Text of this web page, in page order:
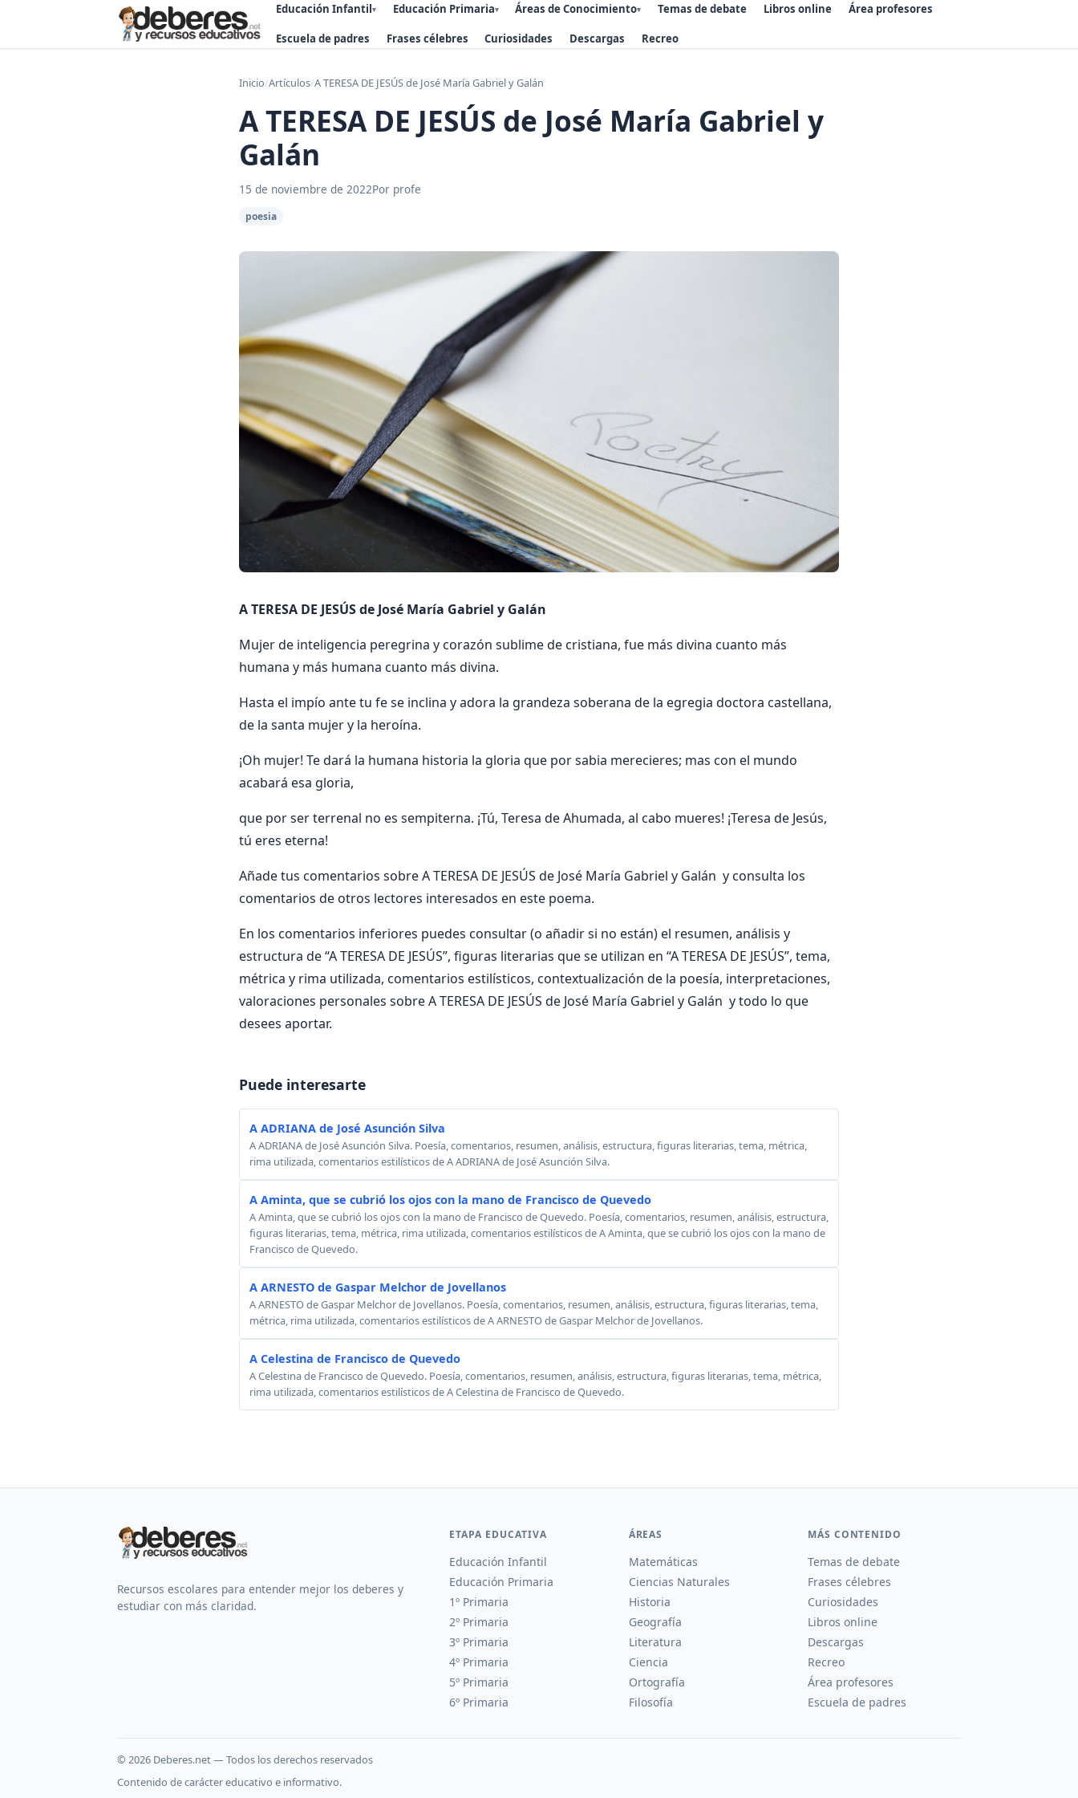
Educación Infantil▾ Educación Primaria▾ Áreas de Conocimiento▾ Temas de debate Libros online Área profesores
Escuela de padres Frases célebres Curiosidades Descargas Recreo
Inicio/Artículos/A TERESA DE JESÚS de José María Gabriel y Galán
A TERESA DE JESÚS de José María Gabriel y
Galán
15 de noviembre de 2022Por profe
poesia
A TERESA DE JESÚS de José María Gabriel y Galán
Mujer de inteligencia peregrina y corazón sublime de cristiana, fue más divina cuanto más
humana y más humana cuanto más divina.
Hasta el impío ante tu fe se inclina y adora la grandeza soberana de la egregia doctora castellana,
de la santa mujer y la heroína.
¡Oh mujer! Te dará la humana historia la gloria que por sabia merecieres; mas con el mundo
acabará esa gloria,
que por ser terrenal no es sempiterna. ¡Tú, Teresa de Ahumada, al cabo mueres! ¡Teresa de Jesús,
tú eres eterna!
Añade tus comentarios sobre A TERESA DE JESÚS de José María Gabriel y Galán y consulta los
comentarios de otros lectores interesados en este poema.
En los comentarios inferiores puedes consultar (o añadir si no están) el resumen, análisis y
estructura de “A TERESA DE JESÚS”, figuras literarias que se utilizan en “A TERESA DE JESÚS”, tema,
métrica y rima utilizada, comentarios estilísticos, contextualización de la poesía, interpretaciones,
valoraciones personales sobre A TERESA DE JESÚS de José María Gabriel y Galán y todo lo que
desees aportar.
Puede interesarte
A ADRIANA de José Asunción Silva
A ADRIANA de José Asunción Silva. Poesía, comentarios, resumen, análisis, estructura, figuras literarias, tema, métrica,
rima utilizada, comentarios estilísticos de A ADRIANA de José Asunción Silva.
A Aminta, que se cubrió los ojos con la mano de Francisco de Quevedo
A Aminta, que se cubrió los ojos con la mano de Francisco de Quevedo. Poesía, comentarios, resumen, análisis, estructura,
figuras literarias, tema, métrica, rima utilizada, comentarios estilísticos de A Aminta, que se cubrió los ojos con la mano de
Francisco de Quevedo.
A ARNESTO de Gaspar Melchor de Jovellanos
A ARNESTO de Gaspar Melchor de Jovellanos. Poesía, comentarios, resumen, análisis, estructura, figuras literarias, tema,
métrica, rima utilizada, comentarios estilísticos de A ARNESTO de Gaspar Melchor de Jovellanos.
A Celestina de Francisco de Quevedo
A Celestina de Francisco de Quevedo. Poesía, comentarios, resumen, análisis, estructura, figuras literarias, tema, métrica,
rima utilizada, comentarios estilísticos de A Celestina de Francisco de Quevedo.
Recursos escolares para entender mejor los deberes y
estudiar con más claridad.
ETAPA EDUCATIVA
Educación Infantil
Educación Primaria
1º Primaria
2º Primaria
3º Primaria
4º Primaria
5º Primaria
6º Primaria
ÁREAS
Matemáticas
Ciencias Naturales
Historia
Geografía
Literatura
Ciencia
Ortografía
Filosofía
MÁS CONTENIDO
Temas de debate
Frases célebres
Curiosidades
Libros online
Descargas
Recreo
Área profesores
Escuela de padres
© 2026 Deberes.net — Todos los derechos reservados
Contenido de carácter educativo e informativo.